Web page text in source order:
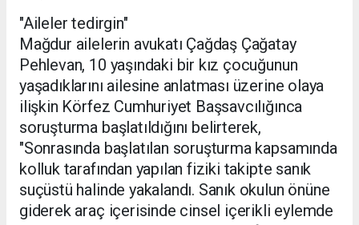
"Aileler tedirgin"
Mağdur ailelerin avukatı Çağdaş Çağatay
Pehlevan, 10 yaşındaki bir kız çocuğunun
yaşadıklarını ailesine anlatması üzerine olaya
ilişkin Körfez Cumhuriyet Başsavcılığınca
soruşturma başlatıldığını belirterek,
"Sonrasında başlatılan soruşturma kapsamında
kolluk tarafından yapılan fiziki takipte sanık
suçüstü halinde yakalandı. Sanık okulun önüne
giderek araç içerisinde cinsel içerikli eylemde